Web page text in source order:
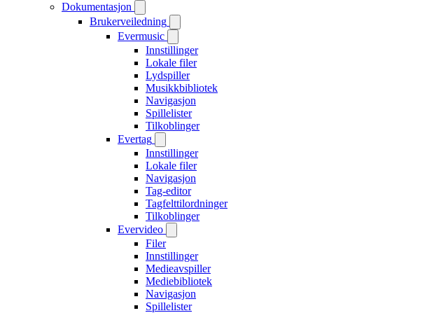
Dokumentasjon
Brukerveiledning
Evermusic
Innstillinger
Lokale filer
Lydspiller
Musikkbibliotek
Navigasjon
Spillelister
Tilkoblinger
Evertag
Innstillinger
Lokale filer
Navigasjon
Tag-editor
Tagfelttilordninger
Tilkoblinger
Evervideo
Filer
Innstillinger
Medieavspiller
Mediebibliotek
Navigasjon
Spillelister